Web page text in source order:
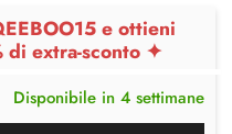
e ottieni
di extra-sconto ✦
Disponibile in 4 settimane